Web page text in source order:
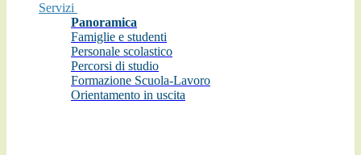
Servizi
Panoramica
Famiglie e studenti
Personale scolastico
Percorsi di studio
Formazione Scuola-Lavoro
Orientamento in uscita